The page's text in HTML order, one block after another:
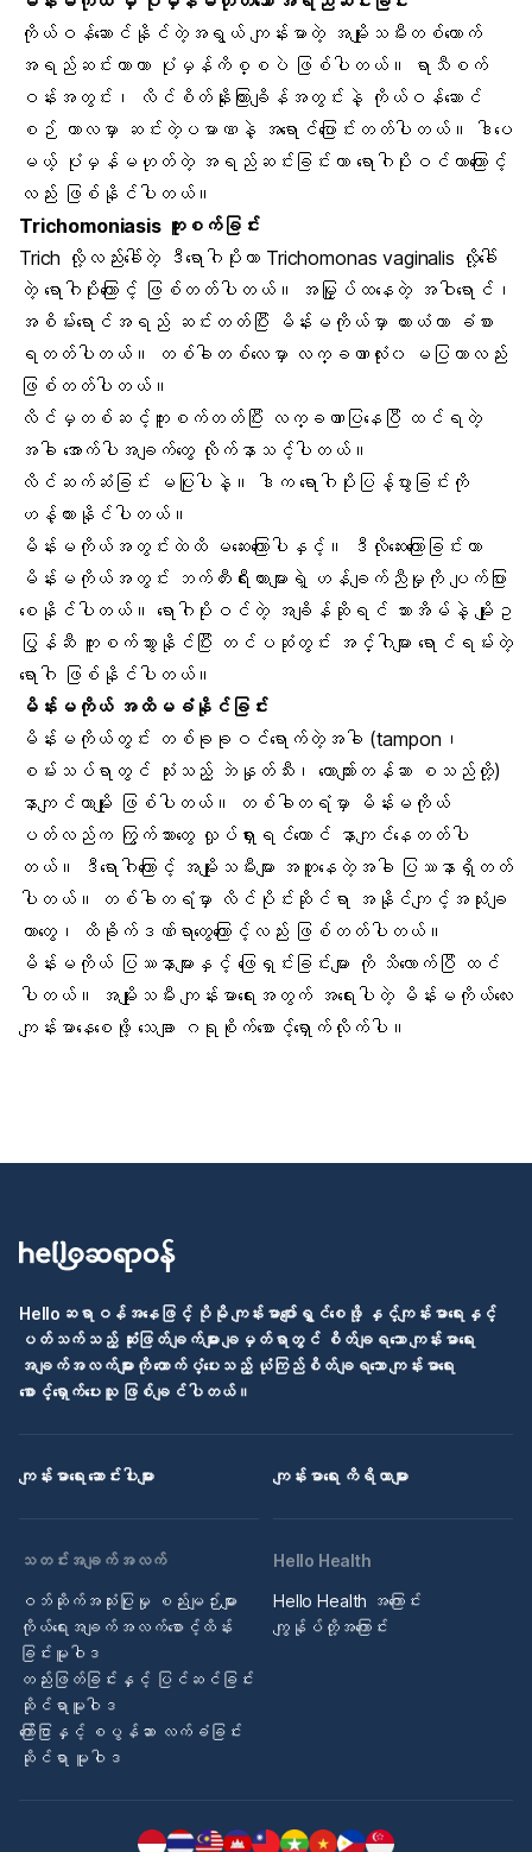
ကိုယ်ဝန်ဆောင်နိုင်တဲ့အရွယ် ကျန်းမာတဲ့ အမျိုးသမီးတစ်ယောက်
အရည်ဆင်းတာဟာ ပုံမှန်ကိစ္စပဲ ဖြစ်ပါတယ်။ ရာသီစက်
ဝန်းအတွင်း၊ လိင်စိတ်နိုးကြားချိန်အတွင်းနဲ့ ကိုယ်ဝန်ဆောင်
စဉ် ကာလမှာ ဆင်းတဲ့ပမာဏနဲ့ အရောင်ပြောင်းတတ်ပါတယ်။ ဒါပေ
မယ့် ပုံမှန်မဟုတ်တဲ့ အရည်ဆင်းခြင်းဟာ ရောဂါပိုးဝင်တာကြောင့်
လည်း ဖြစ်နိုင်ပါတယ်။
Trichomoniasis ကူးစက်ခြင်း
Trich လို့လည်းခေါ်တဲ့ ဒီရောဂါပိုးဟာ Trichomonas vaginalis လို့ခေါ်
တဲ့ ရောဂါပိုးကြောင့် ဖြစ်တတ်ပါတယ်။ အမြှုပ်ထနေတဲ့ အဝါရောင်၊
အစိမ်းရောင်အရည် ဆင်းတတ်ပြီး မိန်းမကိုယ်မှာ ယားယံတာ ခံစား
ရတတ်ပါတယ်။ တစ်ခါတစ်လေမှာ လက္ခဏာလုံး၀ မပြတာလည်း
ဖြစ်တတ်ပါတယ်။
လိင်မှတစ်ဆင့်ကူးစက်တတ်ပြီး လက္ခဏာပြနေပြီ ထင်ရတဲ့
အခါ အောက်ပါအချက်တွေ လိုက်နာသင့်ပါတယ်။
လိင်ဆက်ဆံခြင်း မပြုပါနဲ့။ ဒါက ရောဂါပိုးပြန့်ပွားခြင်းကို
ဟန့်တားနိုင်ပါတယ်။
မိန်းမကိုယ်အတွင်းထဲထိ မဆေးကြောပါနှင့်။ ဒီလိုဆေးကြောခြင်းဟာ
မိန်းမကိုယ်အတွင်း ဘက်တီးရီးယားများရဲ့ ဟန်ချက်ညီမှုကို ပျက်ပြား
စေနိုင်ပါတယ်။ ရောဂါပိုးဝင်တဲ့ အချိန်ဆိုရင် သားအိမ်နဲ့ မျိုးဥ
ပြွန်ဆီ ကူးစက်သွားနိုင်ပြီး တင်ပဆုံတွင်း အင်္ဂါများ ရောင်ရမ်းတဲ့
ရောဂါ ဖြစ်နိုင်ပါတယ်။
မိန်းမကိုယ် အထိမခံနိုင်ခြင်း
မိန်းမကိုယ်တွင်း တစ်ခုခုဝင်ရောက်တဲ့အခါ (tampon၊
စမ်းသပ်ရာတွင် သုံးသည့် ဘဲနှုတ်သီး၊ ယောက်ျားတန်ဆာ စသည်တို့)
နာကျင်တာမျိုး ဖြစ်ပါတယ်။ တစ်ခါတရံမှာ မိန်းမကိုယ်
ပတ်လည်က ကြွက်သားတွေ လှုပ်ရှားရင်တောင် နာကျင်နေတတ်ပါ
တယ်။ ဒီရောဂါကြောင့် အမျိုးသမီးများ အတူနေတဲ့အခါ ပြဿနာရှိတတ်
ပါတယ်။ တစ်ခါတရံမှာ လိင်ပိုင်းဆိုင်ရာ အနိုင်ကျင့်အသုံးချ
တာတွေ၊ ထိခိုက်ဒဏ်ရာတွေကြောင့်လည်း ဖြစ်တတ်ပါတယ်။
မိန်းမကိုယ် ပြဿနာများနှင့် ဖြေရှင်းခြင်းများ ကို သိလောက်ပြီ ထင်
ပါတယ်။ အမျိုးသမီး ကျန်းမာရေးအတွက် အရေးပါတဲ့ မိန်းမကိုယ်လေး
ကျန်းမာနေစေဖို့ သေချာ ဂရုစိုက်စောင့်ရှောက်လိုက်ပါ။
Helloဆရာဝန်အနေဖြင့် ပိုမို ကျန်းမာပျော်ရွှင်စေဖို့ နှင့်ကျန်းမာရေးနှင့်
ပတ်သက်သည့် ဆုံးဖြတ်ချက်များ ချမှတ်ရာတွင် စိတ်ချရသော ကျန်းမာရေး
အချက်အလက်များကို ထောက်ပံ့ပေးသည့် ယုံကြည်စိတ်ချရသော ကျန်းမာရေး
စောင့်ရှောက်ပေးသူ ဖြစ်ချင်ပါတယ်။
ကျန်းမာရေး ဆောင်းပါးများ ကျန်းမာရေး ကိရိယာများ
သတင်းအချက်အလက်
ဝဘ်ဆိုက်အသုံးပြုမှု စည်းမျဉ်းများ
ကိုယ်ရေးအချက်အလက်စောင့်ထိန်း
ခြင်းမူဝါဒ
တည်းဖြတ်ခြင်းနှင့် ပြင်ဆင်ခြင်း
ဆိုင်ရာမူဝါဒ
ကြော်ငြာနှင့် စပွန်ဆာ လက်ခံခြင်း
ဆိုင်ရာ မူဝါဒ
Hello Health
Hello Health အကြောင်း
ကျွန်ုပ်တို့အကြောင်း